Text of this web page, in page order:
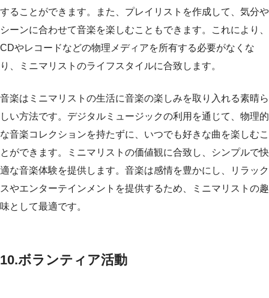
することができます。また、プレイリストを作成して、気分や
シーンに合わせて音楽を楽しむこともできます。これにより、
CDやレコードなどの物理メディアを所有する必要がなくな
り、ミニマリストのライフスタイルに合致します。
音楽はミニマリストの生活に音楽の楽しみを取り入れる素晴ら
しい方法です。デジタルミュージックの利用を通じて、物理的
な音楽コレクションを持たずに、いつでも好きな曲を楽しむこ
とができます。ミニマリストの価値観に合致し、シンプルで快
適な音楽体験を提供します。音楽は感情を豊かにし、リラック
スやエンターテインメントを提供するため、ミニマリストの趣
味として最適です。
10.ボランティア活動